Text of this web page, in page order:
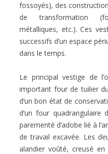
fossoyés), des
de transformation
métalliques, etc.). Ces
successifs d’un espace
dans le temps.
Le principal vestige de
important four de tuilier
d’un bon état de
d’un four
parementé d’adobe lié à
de travail excavée. Les
alandier voûté, creusé